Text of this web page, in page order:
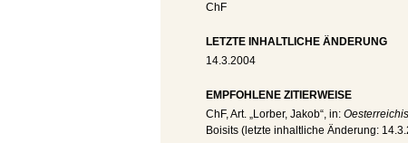
ChF
LETZTE INHALTLICHE ÄNDERUNG
14.3.2004
EMPFOHLENE ZITIERWEISE
ChF, Art. „Lorber, Jakob“, in:
Boisits (letzte inhaltliche Änderung: